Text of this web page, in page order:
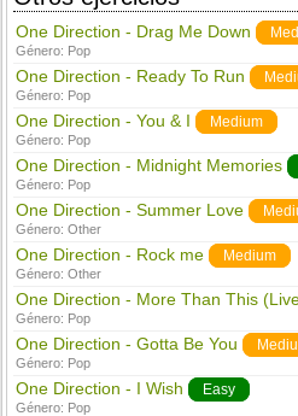
One Direction - Drag Me Down
Género: Pop
One Direction - Ready To Run
Género: Pop
One Direction - You & I Medium
Género: Pop
One Direction - Midnight Memories
Género: Pop
One Direction - Summer Love
Género:Other
One Direction - Rock me Medium
Género:Other
One Direction - More Than This
Género: Pop
One Direction - Gotta Be You
Género: Pop
One Direction - I Wish Easy
Género: Pop